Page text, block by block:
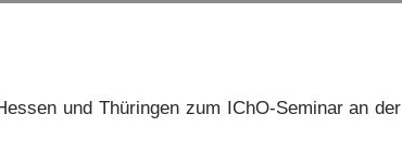
und Thüringen zum IChO-Seminar an der